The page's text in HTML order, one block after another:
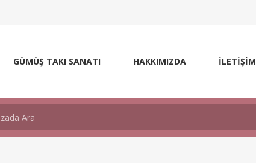
GÜMÜŞ TAKI SANATI HAKKIMIZDA İLETİŞİM